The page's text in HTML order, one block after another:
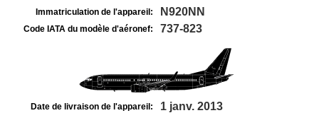
Immatriculation de l'appareil: N920NN
Code IATA du modèle d'aéronef: 737-823
Date de livraison de l'appareil: 1 janv. 2013